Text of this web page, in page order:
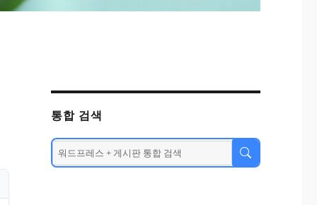
통합 검색